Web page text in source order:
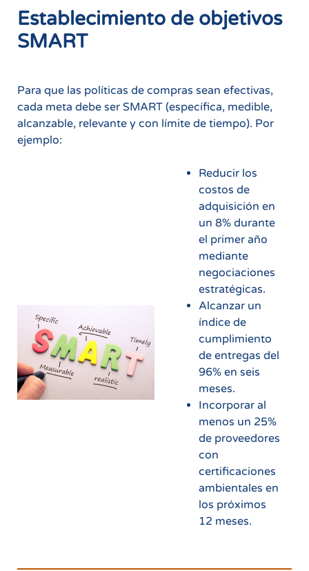
Establecimiento de objetivos
SMART
Para que las políticas de compras sean efectivas,
cada meta debe ser SMART (específica, medible,
alcanzable, relevante y con límite de tiempo). Por
ejemplo:
Reducir los
costos de
adquisición en
un 8% durante
el primer año
mediante
negociaciones
estratégicas.
Alcanzar un
índice de
cumplimiento
de entregas del
96% en seis
meses.
Incorporar al
menos un 25%
de proveedores
con
certificaciones
ambientales en
los próximos
12 meses.